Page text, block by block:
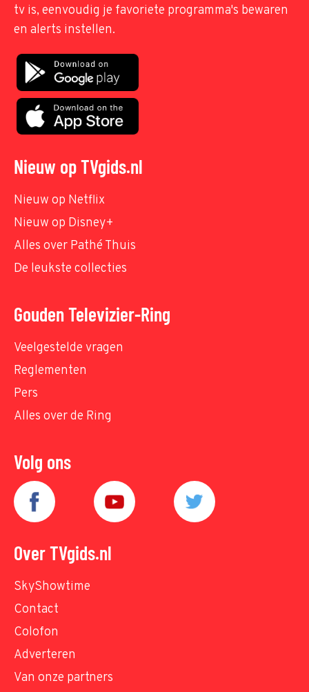
tv is, eenvoudig je favoriete programma's bewaren
en alerts instellen.
Nieuw op TVgids.nl
Nieuw op Netflix
Nieuw op Disney+
Alles over Pathé Thuis
De leukste collecties
Gouden Televizier-Ring
Veelgestelde vragen
Reglementen
Pers
Alles over de Ring
Volg ons
Over TVgids.nl
SkyShowtime
Contact
Colofon
Adverteren
Van onze partners